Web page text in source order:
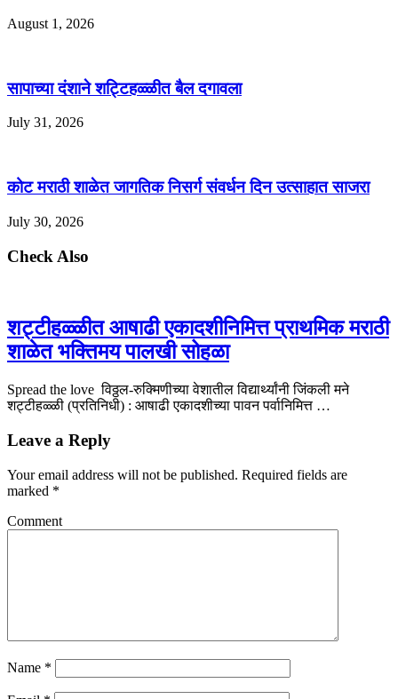
August 1, 2026
सापाच्या दंशाने शट्टिहळ्ळीत बैल दगावला
July 31, 2026
कोट मराठी शाळेत जागतिक निसर्ग संवर्धन दिन उत्साहात साजरा
July 30, 2026
Check Also
शट्टीहळ्ळीत आषाढी एकादशीनिमित्त प्राथमिक मराठी
शाळेत भक्तिमय पालखी सोहळा
Spread the love विठ्ठल-रुक्मिणीच्या वेशातील विद्यार्थ्यांनी जिंकली मने
शट्टीहळ्ळी (प्रतिनिधी) : आषाढी एकादशीच्या पावन पर्वानिमित्त …
Leave a Reply
Your email address will not be published. Required fields are
marked *
Comment
Name *